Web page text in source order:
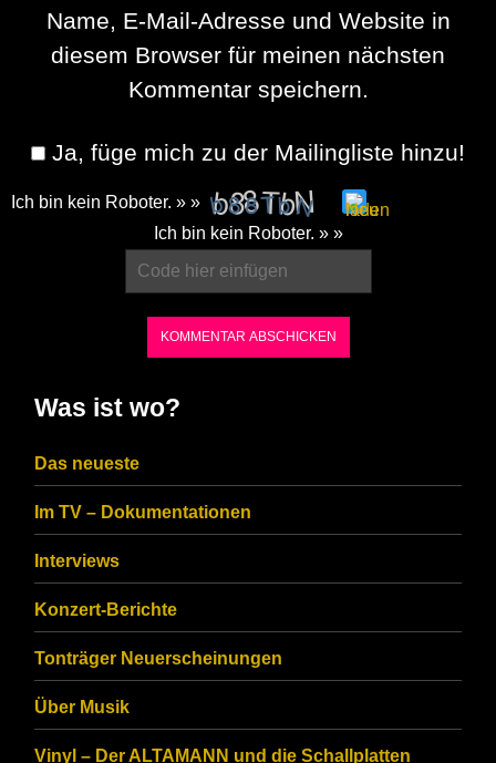
Name, E-Mail-Adresse und Website in
diesem Browser für meinen nächsten
Kommentar speichern.
Ja, füge mich zu der Mailingliste hinzu!
Ich bin kein Roboter. » »
CAPTCHA
ensure
that
you
are
human.
Ich bin kein Roboter. » »
Was ist wo?
Das neueste
Im TV – Dokumentationen
Interviews
Konzert-Berichte
Tonträger Neuerscheinungen
Über Musik
Vinyl – Der ALTAMANN und die Schallplatten